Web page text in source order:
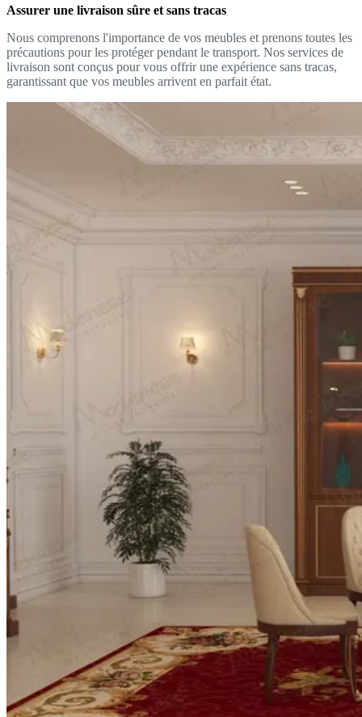
Assurer une livraison sûre et sans tracas
Nous comprenons l'importance de vos meubles et prenons toutes les
précautions pour les protéger pendant le transport. Nos services de
livraison sont conçus pour vous offrir une expérience sans tracas,
garantissant que vos meubles arrivent en parfait état.